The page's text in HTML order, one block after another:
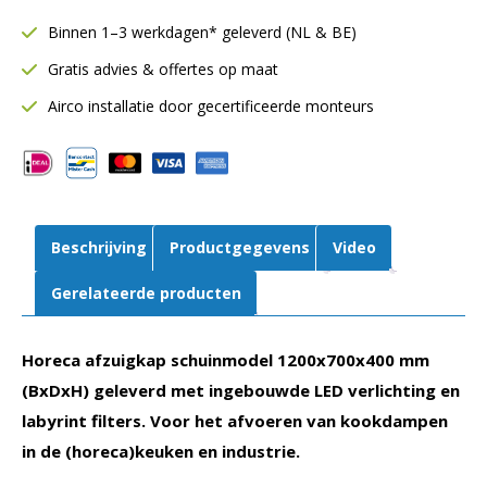
mm
Inclusief
LED
aantal
Binnen 1–3 werkdagen* geleverd (NL & BE)
Gratis advies & offertes op maat
Airco installatie door gecertificeerde monteurs
Beschrijving Productgegevens Video
Gerelateerde producten
Horeca afzuigkap schuinmodel 1200x700x400 mm
(BxDxH) geleverd met ingebouwde LED verlichting en
labyrint filters. Voor het afvoeren van kookdampen
in de (horeca)keuken en industrie.